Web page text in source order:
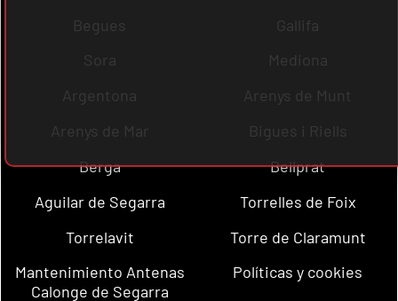
Begues
Gallifa
Sora
Mediona
Argentona
Arenys de Munt
Arenys de Mar
Bigues i Riells
Berga
Bellprat
Aguilar de Segarra
Torrelles de Foix
Torrelavit
Torre de Claramunt
Mantenimiento Antenas
Calonge de Segarra
Políticas y cookies